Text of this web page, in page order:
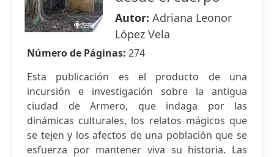
Autor: Adriana Leonor
López Vela
Número de Páginas: 274
Esta publicación es el producto de una
incursión e investigación sobre la antigua
ciudad de Armero, que indaga por las
dinámicas culturales, los relatos mágicos que
se tejen y los afectos de una población que se
esfuerza por mantener viva su historia. Las